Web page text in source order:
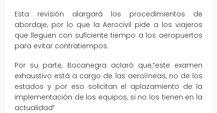
Esta revisión alargará los procedimientos de
abordaje, por lo que la Aerocivil pide a los viajeros
que lleguen con suficiente tiempo a los aeropuertos
para evitar contratiempos.
Por su parte, Bocanegra aclaró que,“este examen
exhaustivo está a cargo de las aerolíneas, no de los
estados y por eso solicitan el aplazamiento de la
implementación de los equipos, si no los tienen en la
actualidad”